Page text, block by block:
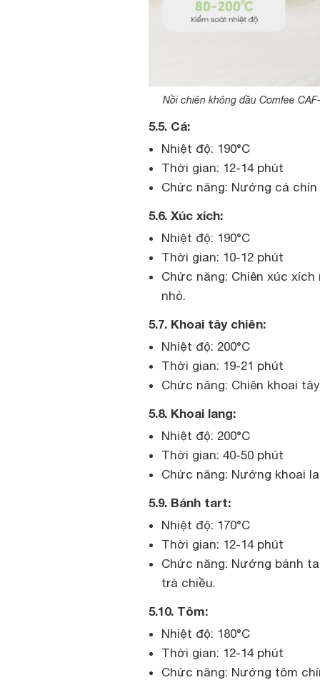
Nồi chiên không dầu Comfee
5.5. Cá:
Nhiệt độ: 190°C
Thời gian: 12-14 phút
Chức năng: Nướng cá
5.6. Xúc xích:
Nhiệt độ: 190°C
Thời gian: 10-12 phút
Chức năng: Chiên xúc
nhỏ.
5.7. Khoai tây chiên:
Nhiệt độ: 200°C
Thời gian: 19-21 phút
Chức năng: Chiên khoai
5.8. Khoai lang:
Nhiệt độ: 200°C
Thời gian: 40-50 phút
Chức năng: Nướng khoai
5.9. Bánh tart:
Nhiệt độ: 170°C
Thời gian: 12-14 phút
Chức năng: Nướng bánh
trà chiều.
5.10. Tôm:
Nhiệt độ: 180°C
Thời gian: 12-14 phút
Chức năng: Nướng tôm